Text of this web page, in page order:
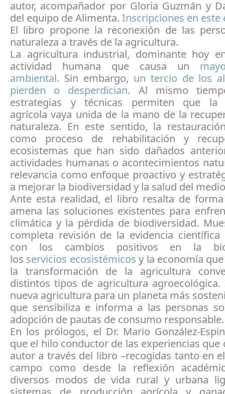
autor, acompañador por Gloria Guzmán y
del equipo de Alimenta. Inscripciones en este
El libro propone la reconexión de las
naturaleza a través de la agricultura.
La agricultura industrial, dominante hoy
actividad humana que causa un
ambiental. Sin embargo, un tercio de los
pierden o desperdician. Al mismo
estrategias y técnicas permiten que la
agrícola vaya unida de la mano de la
naturaleza. En este sentido, la
como proceso de rehabilitación y
ecosistemas que han sido dañados
actividades humanas o acontecimientos
relevancia como enfoque proactivo y
a mejorar la biodiversidad y la salud del
Ante esta realidad, el libro resalta de
amena las soluciones existentes para
climática y la pérdida de biodiversidad.
completa revisión de la evidencia científica
con los cambios positivos en la
los servicios ecosistémicos y la economía
la transformación de la agricultura
distintos tipos de agricultura
nueva agricultura para un planeta más
que sensibiliza e informa a las personas
adopción de pautas de consumo responsable.
En los prólogos, el Dr. Mario González-
que el hilo conductor de las experiencias que
autor a través del libro –recogidas tanto en
campo como desde la reflexión
diversos modos de vida rural y urbana